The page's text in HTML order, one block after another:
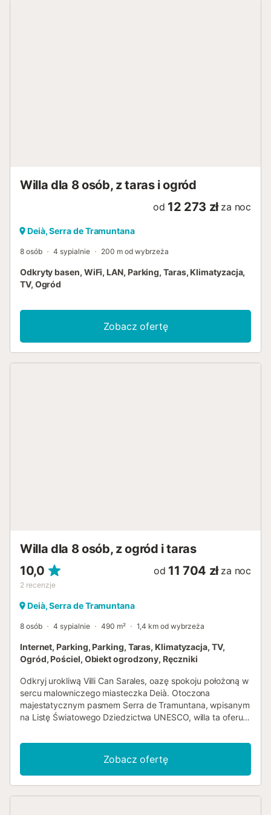
Willa dla 8 osób, z taras i ogród
od 12 273 zł za noc
Deià, Serra de Tramuntana
8 osób 4 sypialnie 200 m od wybrzeża
Odkryty basen, WiFi, LAN, Parking, Taras, Klimatyzacja,
TV, Ogród
Zobacz ofertę
Willa dla 8 osób, z ogród i taras
10,0
2 recenzje
od 11 704 zł za noc
Deià, Serra de Tramuntana
8 osób 4 sypialnie 490 m² 1,4 km od wybrzeża
Internet, Parking, Parking, Taras, Klimatyzacja, TV,
Ogród, Pościel, Obiekt ogrodzony, Ręczniki
Odkryj urokliwą Villi Can Sarales, oazę spokoju położoną w
sercu malowniczego miasteczka Deià. Otoczona
majestatycznym pasmem Serra de Tramuntana, wpisanym
na Listę Światowego Dziedzictwa UNESCO, willa ta oferuje
piękna. Numer licencji turystycznej: 476/2016/ET. Deià, z
autentycznym mallorkańskim charakterem, to miejsce,
które fascynuje nie tylko imponującymi krajobrazami, ale
także wyśmienitą kuchnią. Skorzystaj z okazji, aby
Zobacz ofertę